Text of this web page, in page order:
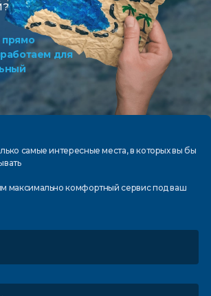
прямо
для
самыеинтересные места, в которыхвы бы
максимально комфортныйсервис под ваш